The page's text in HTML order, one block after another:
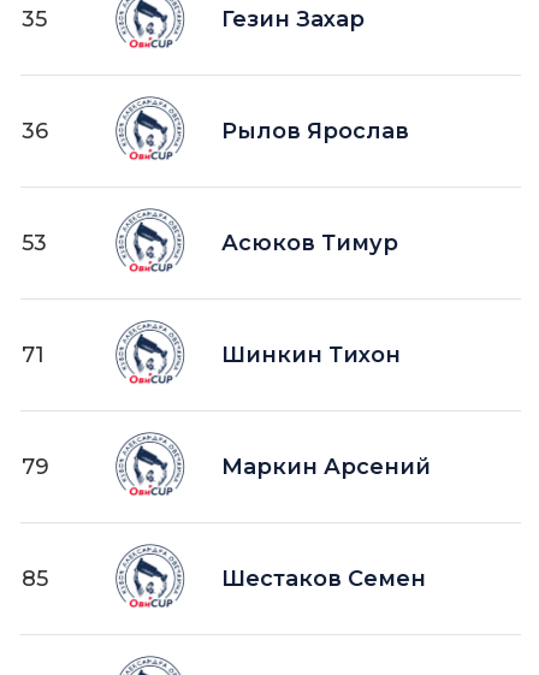
35 Гезин Захар
36 Рылов Ярослав
53 Асюков Тимур
71 Шинкин Тихон
79 Маркин Арсений
85 Шестаков Семен